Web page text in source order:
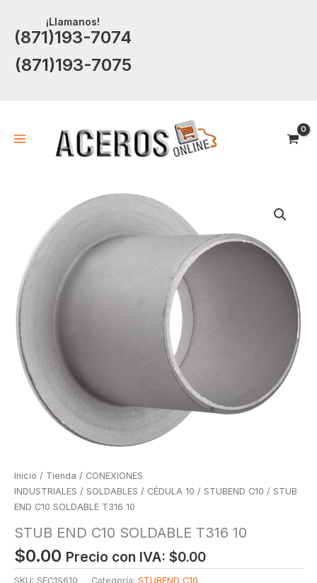
contenido
¡Llamanos!
(871)193-7074
(871)193-7075
Inicio / Tienda / CONEXIONES
INDUSTRIALES / SOLDABLES / CÉDULA 10 / STUBEND C10 / STUB
END C10 SOLDABLE T316 10
STUB END C10 SOLDABLE T316 10
$0.00 Precio con IVA: $0.00
SKU: SEC1S610 Categoría: STUBEND C10